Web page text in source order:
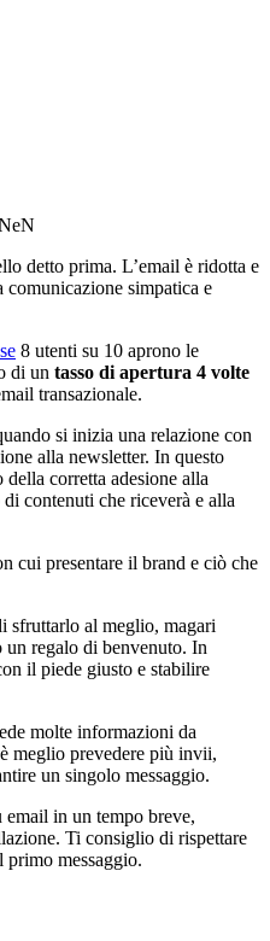
detto prima. L’email è ridotta e
simpatica e
8 utenti su 10 aprono le
di un tasso di apertura 4 volte
transazionale.
si inizia una relazione con
alla newsletter. In questo
corretta adesione alla
contenuti che riceverà e alla
cui presentare il brand e ciò che
sfruttarlo al meglio, magari
un regalo di benvenuto. In
il piede giusto e stabilire
molte informazioni da
meglio prevedere più invii,
un singolo messaggio.
email in un tempo breve,
Ti consiglio di rispettare
primo messaggio.